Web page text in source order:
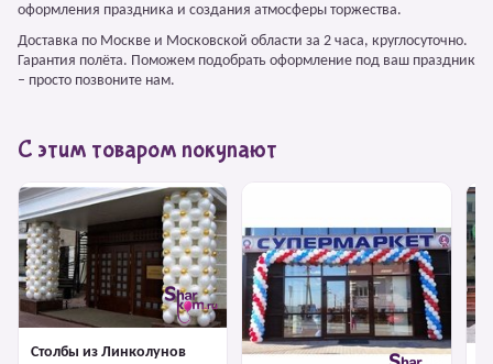
оформления праздника и создания атмосферы торжества.
Доставка по Москве и Московской области за 2 часа, круглосуточно.
Гарантия полёта. Поможем подобрать оформление под ваш праздник
– просто позвоните нам.
С этим товаром покупают
Столбы из Линколунов